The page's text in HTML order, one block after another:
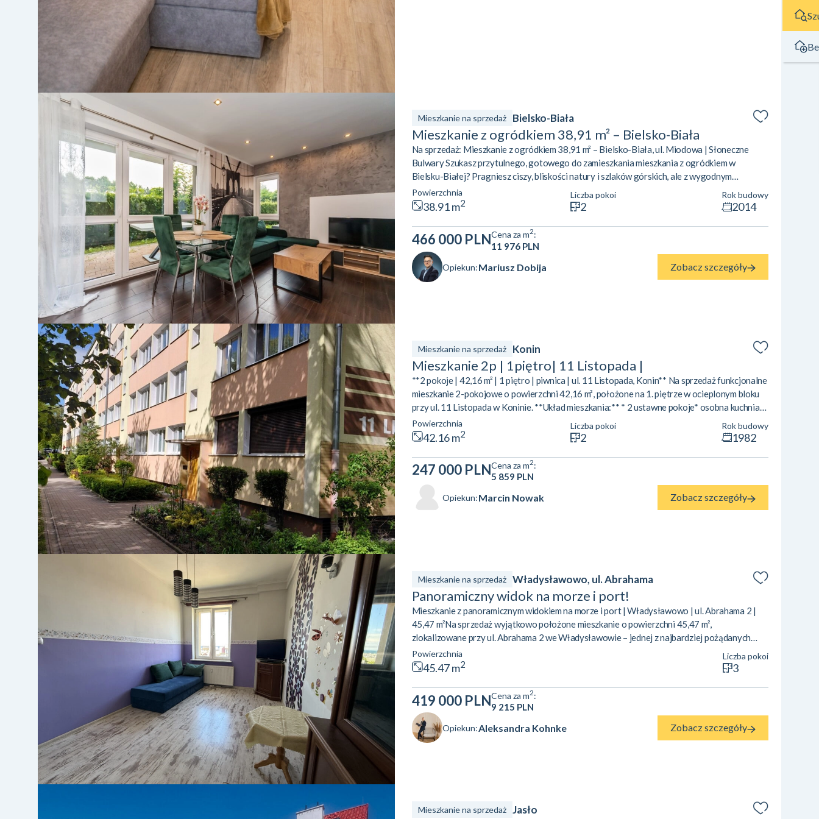
Mieszkanie na sprzedaż Bielsko-Biała
Mieszkanie z ogródkiem 38,91 m² – Bielsko-Biała
Na sprzedaż: Mieszkanie z ogródkiem 38,91 m² – Bielsko-Biała, ul. Miodowa | Słoneczne
Bulwary Szukasz przytulnego, gotowego do zamieszkania mieszkania z ogródkiem w
Bielsku-Białej? Pragniesz ciszy, bliskości natury i szlaków górskich, ale z wygodnym
dostępem do infrastruktury miejskiej? Ta oferta na osiedlu Słoneczne Bulwary (ul. Miodowa
65) jest idealna dla Ciebie! Najważniejsze atuty nieruchomości: Prywatny ogródek: Idealny
Powierzchnia
38.91 m2
Liczba pokoi
2
Rok budowy
2014
466 000 PLNCena za m2:
11 976 PLN
Opiekun:Mariusz Dobija Zobacz szczegóły
Mieszkanie na sprzedaż Konin
Mieszkanie 2p | 1piętro| 11 Listopada |
**2 pokoje | 42,16 m² | 1 piętro | piwnica | ul. 11 Listopada, Konin** Na sprzedaż funkcjonalne
mieszkanie 2-pokojowe o powierzchni 42,16 m², położone na 1. piętrze w ocieplonym bloku
przy ul. 11 Listopada w Koninie. **Układ mieszkania:** * 2 ustawne pokoje* osobna kuchnia*
łazienka **Dodatkowo:** * piwnica **Atuty nieruchomości:** * 1. piętro – wygodne i
poszukiwane* budynek po termomodernizacji* dużo zieleni wokół* spokojne i przyjazne
Powierzchnia
42.16 m2
Liczba pokoi
2
Rok budowy
1982
247 000 PLNCena za m2:
5 859 PLN
Opiekun:Marcin Nowak Zobacz szczegóły
Mieszkanie na sprzedaż Władysławowo, ul. Abrahama
Panoramiczny widok na morze i port!
Mieszkanie z panoramicznym widokiem na morze i port | Władysławowo | ul. Abrahama 2 |
45,47 m²Na sprzedaż wyjątkowo położone mieszkanie o powierzchni 45,47 m²,
zlokalizowane przy ul. Abrahama 2 we Władysławowie – jednej z najbardziej pożądanych
lokalizacji w mieście. Nieruchomość znajduje się na 4. (ostatnim) piętrze zadbanego budynku,
z którego rozpościera się piękny widok na otwarte Morze Bałtyckie oraz port. To oferta dla
Powierzchnia
45.47 m2
Liczba pokoi
3
419 000 PLNCena za m2:
9 215 PLN
Opiekun:Aleksandra Kohnke Zobacz szczegóły
Mieszkanie na sprzedaż Jasło